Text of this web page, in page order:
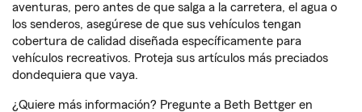
aventuras, pero antes de que salga a la carretera, el agua o
los senderos, asegúrese de que sus vehículos tengan
cobertura de calidad diseñada específicamente para
vehículos recreativos. Proteja sus artículos más preciados
dondequiera que vaya.
¿Quiere más información? Pregunte a Beth Bettger en